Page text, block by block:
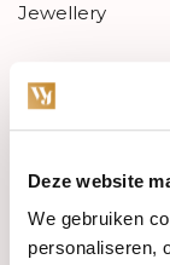
Deze website
We gebruiken
personaliseren,
Jewellery
PRE-OWNED
Luxury
Maatwerk